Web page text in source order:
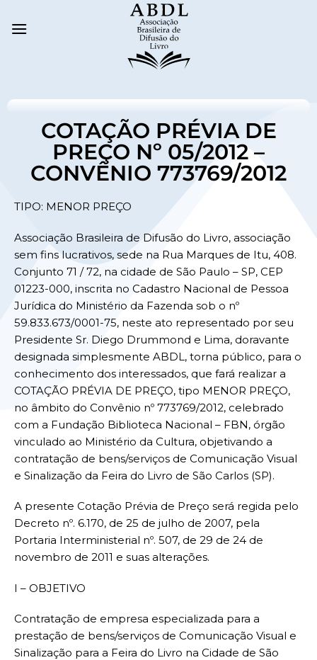
COTAÇÃO PRÉVIA DE
PREÇO Nº 05/2012 –
CONVÊNIO 773769/2012
TIPO: MENOR PREÇO
Associação Brasileira de Difusão do Livro, associação
sem fins lucrativos, sede na Rua Marques de Itu, 408.
Conjunto 71 / 72, na cidade de São Paulo – SP, CEP
01223-000, inscrita no Cadastro Nacional de Pessoa
Jurídica do Ministério da Fazenda sob o nº
59.833.673/0001-75, neste ato representado por seu
Presidente Sr. Diego Drummond e Lima, doravante
designada simplesmente ABDL, torna público, para o
conhecimento dos interessados, que fará realizar a
COTAÇÃO PRÉVIA DE PREÇO, tipo MENOR PREÇO,
no âmbito do Convênio nº 773769/2012, celebrado
com a Fundação Biblioteca Nacional – FBN, órgão
vinculado ao Ministério da Cultura, objetivando a
contratação de bens/serviços de Comunicação Visual
e Sinalização da Feira do Livro de São Carlos (SP).
A presente Cotação Prévia de Preço será regida pelo
Decreto nº. 6.170, de 25 de julho de 2007, pela
Portaria Interministerial nº. 507, de 29 de 24 de
novembro de 2011 e suas alterações.
I – OBJETIVO
Contratação de empresa especializada para a
prestação de bens/serviços de Comunicação Visual e
Sinalização para a Feira do Livro na Cidade de São